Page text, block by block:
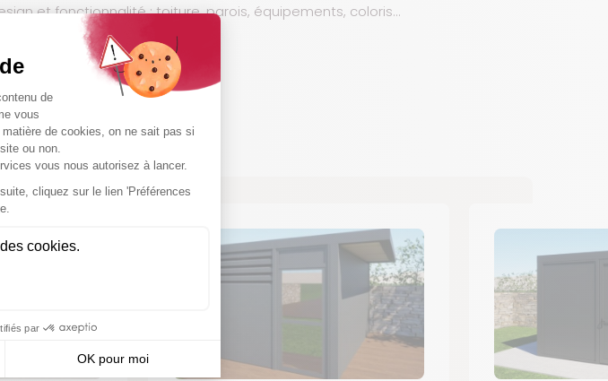
et fonctionnalité : toiture, parois, équipements, coloris…